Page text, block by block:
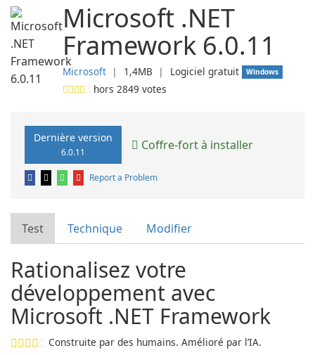
Microsoft .NET
Framework 6.0.11
Microsoft ❘ 1,4MB ❘ Logiciel gratuit Windows
hors 2849 votes
Dernière version
6.0.11 Coffre-fort à installer
Report a Problem
Test Technique Modifier
Rationalisez votre
développement avec
Microsoft .NET Framework
Construite par des humains. Amélioré par l’IA.